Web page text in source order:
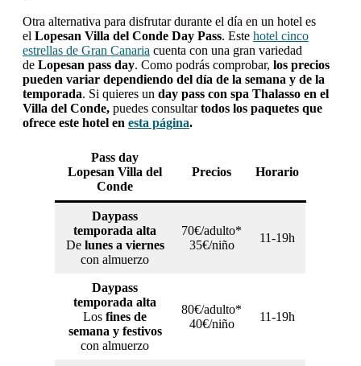
Otra alternativa para disfrutar durante el día en un hotel es
el Lopesan Villa del Conde Day Pass. Este hotel cinco
estrellas de Gran Canaria cuenta con una gran variedad
de Lopesan pass day. Como podrás comprobar, los precios
pueden variar dependiendo del día de la semana y de la
temporada. Si quieres un day pass con spa Thalasso en el
Villa del Conde, puedes consultartodos los paquetes que
ofrece este hotel en esta página.
Pass day
Lopesan Villa del
Conde
Precios Horario
Daypass
temporada alta
De lunes a viernes
con almuerzo
70€/adulto*
35€/niño
11-19h
Daypass
temporada alta
Los fines de
semana y festivos
con almuerzo
80€/adulto*
40€/niño
11-19h